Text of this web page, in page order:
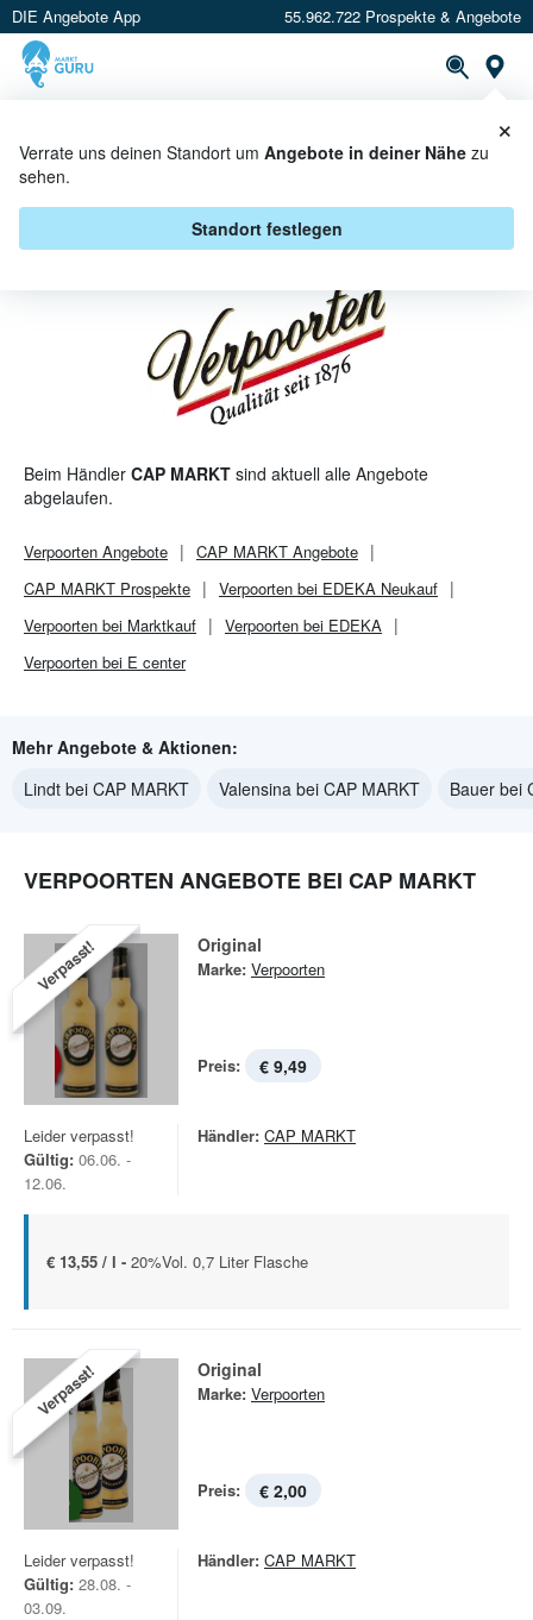
DIE Angebote App 55.962.722 Prospekte & Angebote
Verrate uns deinen Standort um Angebote in deiner Nähe zu
sehen.
Standort festlegen
×
VERPOORTEN BEI CAP MARKT -
ANGEBOTE & AKTIONEN
Beim Händler CAP MARKT sind aktuell alle Angebote
abgelaufen.
Verpoorten Angebote CAP MARKT Angebote
CAP MARKT Prospekte
Verpoorten bei EDEKA Neukauf
Verpoorten bei Marktkauf
Verpoorten bei EDEKA
Verpoorten bei E center
Mehr Angebote & Aktionen:
Lindt bei CAP MARKT
Valensina bei CAP MARKT Bauer bei
VERPOORTEN ANGEBOTE BEI CAP MARKT
Verpasst! Original
Marke: Verpoorten
Preis: € 9,49
Leider verpasst!
Gültig: 06.06. -
12.06.
Händler: CAP MARKT
€ 13,55 / l - 20%Vol. 0,7 Liter Flasche
Verpasst! Original
Marke: Verpoorten
Preis: € 2,00
Leider verpasst!
Gültig: 28.08. -
03.09.
Händler: CAP MARKT